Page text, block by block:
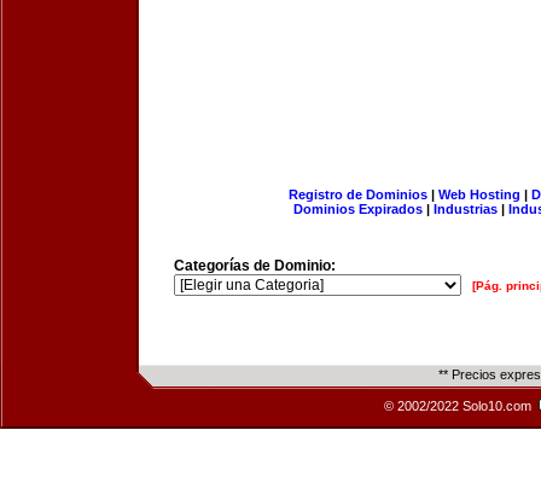
Registro de Dominios| Web Hosting |
Dominios Expirados | Industrias |
Categorías de Dominio:
[Pág.
** Precios
© 2002/2022 Solo10.com